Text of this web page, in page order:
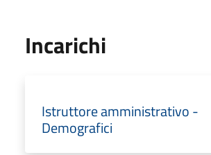
Incarichi
Istruttore amministrativo -
Demografici